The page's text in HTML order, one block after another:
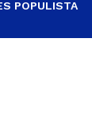
POPULISTA